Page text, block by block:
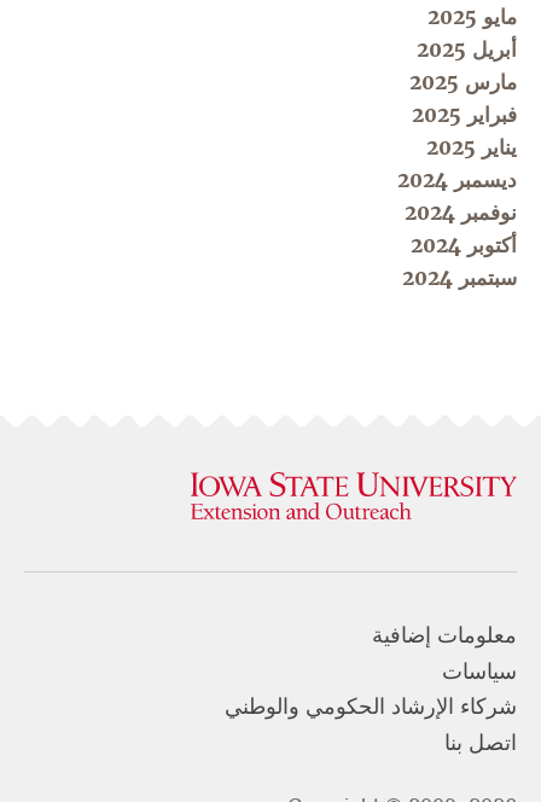
مايو 2025
أبريل 2025
مارس 2025
فبراير 2025
يناير 2025
ديسمبر 2024
نوفمبر 2024
أكتوبر 2024
سبتمبر 2024
معلومات إضافية
سياسات
شركاء الإرشاد الحكومي والوطني
اتصل بنا